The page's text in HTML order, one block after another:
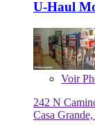
U-Haul
Voir
242 N
Casa